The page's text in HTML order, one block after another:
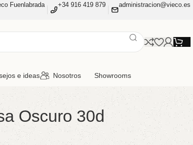
Fuenlabrada +34 916 419 879 administracion@vieco.es
e ideas Nosotros Showrooms
Oscuro 30d